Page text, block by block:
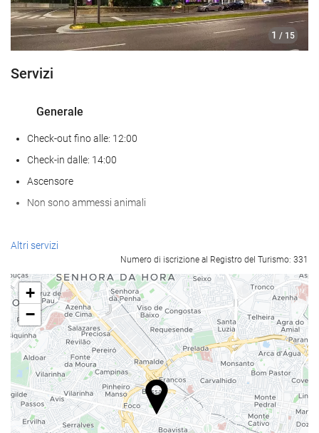
1 / 15
Servizi
Generale
Check-out fino alle: 12:00
Check-in dalle: 14:00
Ascensore
Non sono ammessi animali
Servizio di accoglienza
deposito bagagli
Pasto e bevanda
Ristorante à la carte
Bar
Parcheggio
Altri servizi
Numero di iscrizione al Registro del Turismo: 331
+
−